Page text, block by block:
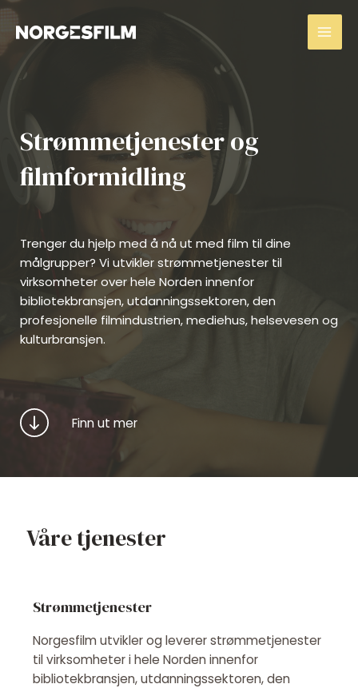
Hopp
rett
til
innholdet
Strømmetjenester og
filmformidling
Trenger du hjelp med å nå ut med film til dine
målgrupper? Vi utvikler strømmetjenester til
virksomheter over hele Norden innenfor
bibliotekbransjen, utdanningssektoren, den
profesjonelle filmindustrien, mediehus, helsevesen og
kulturbransjen.
Finn ut mer
Våre tjenester
Strømmetjenester
Norgesfilm utvikler og leverer strømmetjenester
til virksomheter i hele Norden innenfor
bibliotekbransjen, utdanningssektoren, den